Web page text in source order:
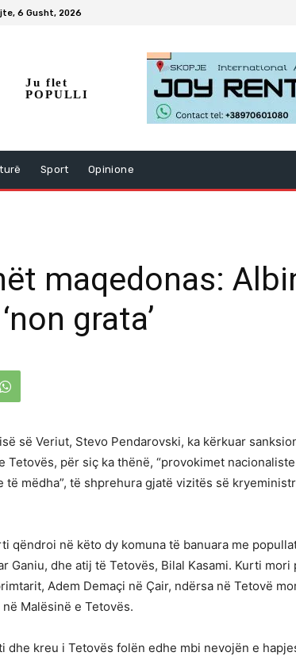
6 Gusht, 2026
Ju flet
POPULLI
Sport Opinione
maqedonas:
grata’
së Veriut, Stevo Pendarovski, ka kërkuar
Tetovës, për siç ka thënë, “provokimet
të mëdha”, të shprehura gjatë vizitës së
qëndroi në këto dy komuna të banuara me
Ganiu, dhe atij të Tetovës, Bilal Kasami. Kurti
Adem Demaçi në Çair, ndërsa në Tetovë
Malësinë e Tetovës.
dhe kreu i Tetovës folën edhe mbi nevojën e